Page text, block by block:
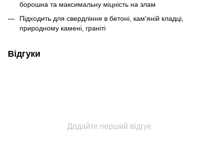
борошна та максимальну міцність на злам
Підходить для свердління в бетоні, кам'яній кладці,
природному камені, граніті
Відгуки
Додайте перший відгук